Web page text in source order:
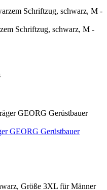
Schriftzug, schwarz, M -
GEORG Gerüstbauer